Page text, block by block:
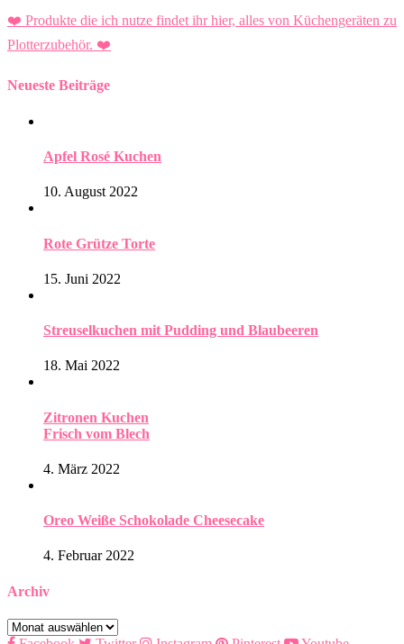
❤️ Produkte die ich nutze findet ihr hier, alles von Küchengeräten zu
Plotterzubehör. ❤️
Neueste Beiträge
Apfel Rosé Kuchen
10. August 2022
Rote Grütze Torte
15. Juni 2022
Streuselkuchen mit Pudding und Blaubeeren
18. Mai 2022
Zitronen Kuchen
Frisch vom Blech
4. März 2022
Oreo Weiße Schokolade Cheesecake
4. Februar 2022
Archiv
Archiv